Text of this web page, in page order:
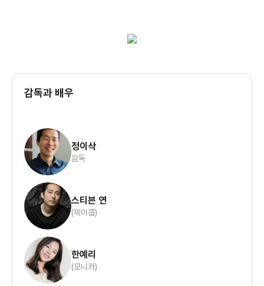
의심하게 되고 만만한 삶이 되지 않을 거라는 걸 예지할 뿐이다.
하고 거기서
한국인 동료도 만나지만 같은 한국인이라고 바로 친근함을
않는다. 모니카가 그 동료에게 한인 교회를 물어봤으나 한국이
싫어서 온
사람들한테 한국인들끼리 모이겠냐는 핀잔만 들을 뿐이다.
닭 농장에서 일하는 것 말고 제이콥은 자신이 한국산 농작물로
농사를 지어
앞으로 미국으로 이민 올 한국인을 상대로 사업을 하려고 한다.
과거
미국으로 이민가면 최소한 하찮은 일을 하는 풍경과는 달리
감독과 배우
정이삭
감독
스티븐 연
(제이콥)
한예리
(모니카)